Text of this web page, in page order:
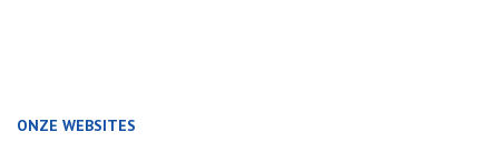
ONZE WEBSITES